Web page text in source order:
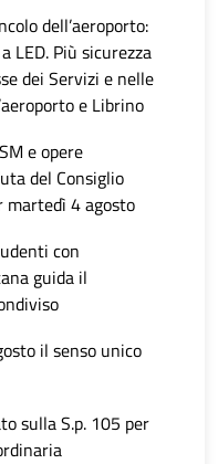
dell’aeroporto:
LED. Più sicurezza
dei Servizi e nelle
e Librino
e opere
del Consiglio
martedì 4 agosto
con
guida il
il senso unico
sulla S.p. 105 per